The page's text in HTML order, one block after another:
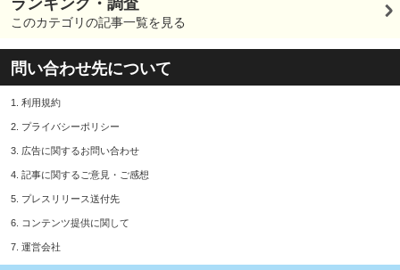
ランキング・調査
このカテゴリの記事一覧を見る
問い合わせ先について
1. 利用規約
2. プライバシーポリシー
3. 広告に関するお問い合わせ
4. 記事に関するご意見・ご感想
5. プレスリリース送付先
6. コンテンツ提供に関して
7. 運営会社